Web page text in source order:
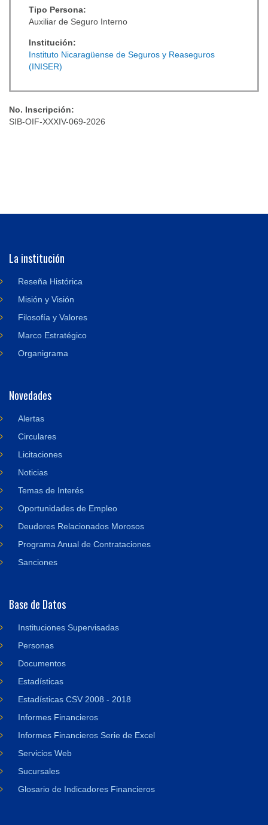
Tipo Persona:
Auxiliar de Seguro Interno
Institución:
Instituto Nicaragüense de Seguros y Reaseguros
(INISER)
No. Inscripción:
SIB-OIF-XXXIV-069-2026
La institución
Reseña Histórica
Misión y Visión
Filosofía y Valores
Marco Estratégico
Organigrama
Novedades
Alertas
Circulares
Licitaciones
Noticias
Temas de Interés
Oportunidades de Empleo
Deudores Relacionados Morosos
Programa Anual de Contrataciones
Sanciones
Base de Datos
Instituciones Supervisadas
Personas
Documentos
Estadísticas
Estadísticas CSV 2008 - 2018
Informes Financieros
Informes Financieros Serie de Excel
Servicios Web
Sucursales
Glosario de Indicadores Financieros